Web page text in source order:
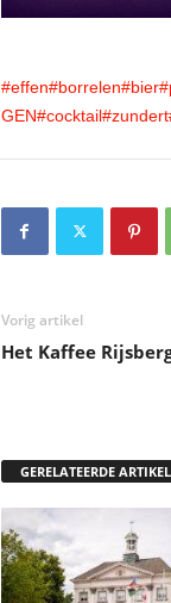
#effen#borrelen#bier
GEN#cocktail#zundert
Vorig artikel
Het Kaffee
GERELATEERDE